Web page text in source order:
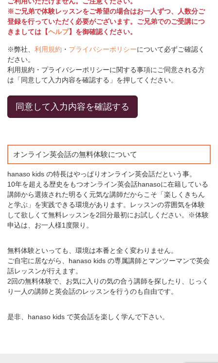
※ご兄弟で体験レッスンをご希望の場合はお一人ずつ、人数分ご
登録を行っていただく必要がございます。ご兄弟でのご受講につ
きましては【ヘルプ】を御確認ください。
※弊社、 利用規約 ・ プライバシーポリシーについて必ずご確認く
ださい。
利用規約・プライバシーポリシーに関する事項にご同意される方
は「同意して入力内容を確認する」を押してください。
オンライン英会話の無料体験について
hanaso kids の特長はやっぱりオンライン英会話だという事。
10年を超える歴史をもつオンライン英会話hanasoに在籍している
講師から選抜された明るく元気な講師だからこそ「楽しくきちん
と学ぶ」を実践できる環境があります。レッスンの雰囲気を体験
して欲しくて無料レッスンを2回分最初にお試しください。※体験
申込は、お一人様1度限り。
無料体験といっても、環境は本番と全く変わりません。
ご自宅に居ながら、hanaso kids の専属講師とマンツーマンで英会
話レッスンが行えます。
2回の無料体験で、お気に入りの気の合う講師を探したり、じっく
り一人の講師と英会話のレッスンを行うのも自由です。
是非、hanaso kids で英会話を楽しく学んで下さい。